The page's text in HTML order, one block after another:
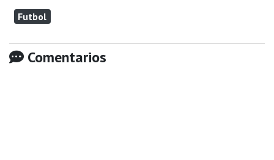
Futbol
Comentarios